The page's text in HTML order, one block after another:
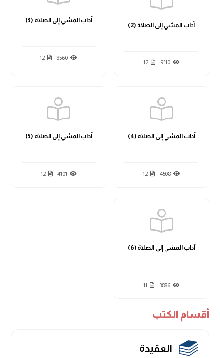
آداب المشي إلى الصلاة (2)
9510
12
آداب المشي إلى الصلاة (3)
8560
12
آداب المشي إلى الصلاة (4)
4508
12
آداب المشي إلى الصلاة (5)
4101
12
آداب المشي إلى الصلاة (6)
3886
11
أقسام الكتب
العقيدة